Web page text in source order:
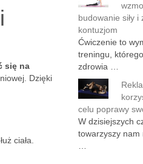
się na
Dzięki
ciała.
budowanie siły i
kontuzjom
Ćwiczenie to
treningu,
zdrowia …
celu poprawy
W dzisiejszych
towarzyszy nam